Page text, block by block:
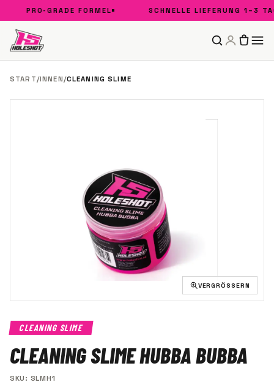
PRO-GRADE FORMEL SCHNELLE LIEFERUNG 1–3
START/INNEN/CLEANING SLIME
VERGRÖSSERN
CLEANING SLIME
CLEANING SLIME HUBBA BUBBA
SKU: SLMH1